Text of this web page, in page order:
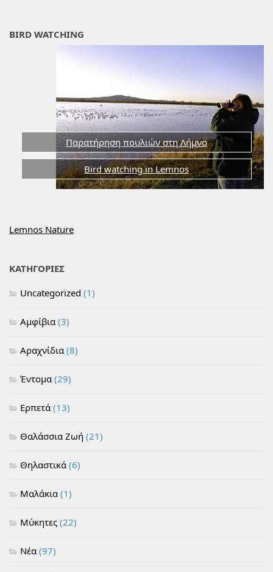
BIRD WATCHING
Παρατήρηση πουλιών στη Λήμνο
Bird watching in Lemnos
Lemnos Nature
ΚΑΤΗΓΟΡΙΕΣ
Uncategorized (1)
Αμφίβια (3)
Αραχνίδια (8)
Έντομα (29)
Ερπετά (13)
Θαλάσσια Ζωή (21)
Θηλαστικά (6)
Μαλάκια (1)
Μύκητες (22)
Νέα (97)